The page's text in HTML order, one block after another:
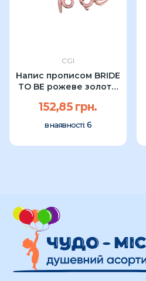
CGI
Напис прописом BRIDE
TO BE рожеве золото
152,85 грн.
в наявності: 6